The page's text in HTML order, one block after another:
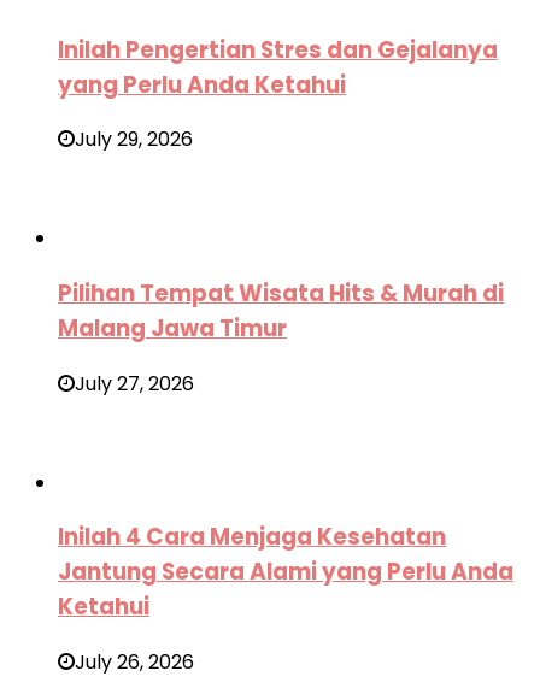
Inilah Pengertian Stres dan Gejalanya
yang Perlu Anda Ketahui
July 29, 2026
Pilihan Tempat Wisata Hits & Murah di
Malang Jawa Timur
July 27, 2026
Inilah 4 Cara Menjaga Kesehatan
Jantung Secara Alami yang Perlu Anda
Ketahui
July 26, 2026